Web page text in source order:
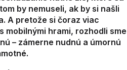
by nemuseli, ak by si našli
A pretože si čoraz viac
mobilnými hrami, rozhodli sme
– zámerne nudnú a úmornú